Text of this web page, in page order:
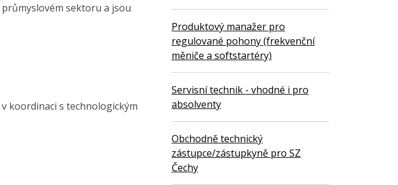
sektoru a jsou
koordinaci s technologickým
Produktový manažer pro
regulované pohony (frekvenční
měniče a softstartéry)
Servisní technik - vhodné i pro
absolventy
Obchodně technický
zástupce/zástupkyně pro SZ
Čechy